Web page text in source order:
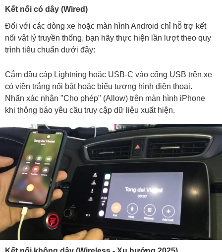
Kết nối có dây (Wired)
Đối với các dòng xe hoặc màn hình Android chỉ hỗ trợ kết
nối vật lý truyền thống, bạn hãy thực hiện lần lượt theo quy
trình tiêu chuẩn dưới đây:
Cắm đầu cáp Lightning hoặc USB-C vào cổng USB trên xe
có viền trắng nổi bật hoặc biểu tượng hình điện thoại.
Nhấn xác nhận "Cho phép" (Allow) trên màn hình iPhone
khi thông báo yêu cầu truy cập dữ liệu xuất hiện.